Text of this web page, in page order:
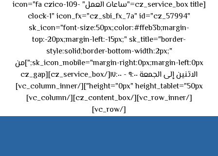
[cz_service_box title="ساعات العمل" icon="fa czico-109-
clock-1" icon_fx="cz_sbi_fx_7a" id="cz_57994"
sk_icon="font-size:50px;color:#ffeb3b;margin-
top:-20px;margin-left:-15px;" sk_title="border-
style:solid;border-bottom-width:2px;"
sk_icon_mobile="margin-right:0px;margin-left:0px;"]من
الاثنين إلى الجمعة ٩:٠٠ - ١٧:٠٠[/cz_service_box][cz_gap
height="0px" height_tablet="50px"][/vc_column_inner]
[/vc_row_inner][/cz_content_box][/vc_column]
[/vc_row]